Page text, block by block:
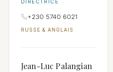
DIRECTRICE
+230 5740 6021
RUSSE & ANGLAIS
Jean-Luc Palangian